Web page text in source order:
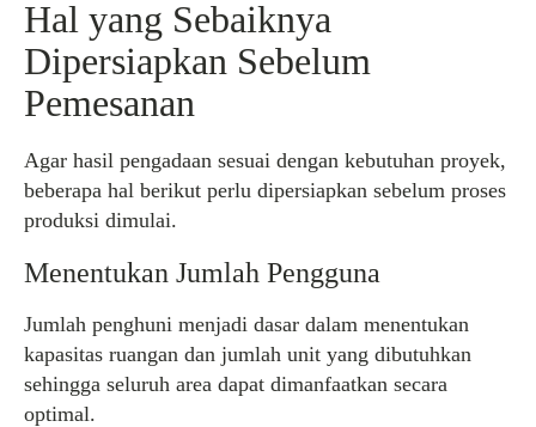
Hal yang Sebaiknya
Dipersiapkan Sebelum
Pemesanan
Agar hasil pengadaan sesuai dengan kebutuhan proyek,
beberapa hal berikut perlu dipersiapkan sebelum proses
produksi dimulai.
Menentukan Jumlah Pengguna
Jumlah penghuni menjadi dasar dalam menentukan
kapasitas ruangan dan jumlah unit yang dibutuhkan
sehingga seluruh area dapat dimanfaatkan secara
optimal.